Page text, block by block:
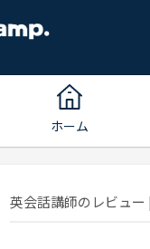
ホーム
英会話講師のレビュ